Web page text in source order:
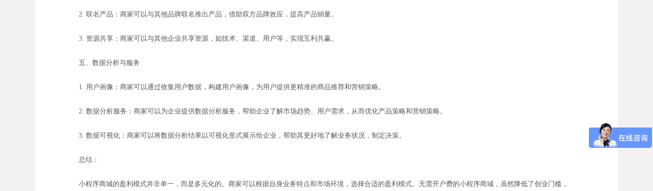
2. 联名产品：商家可以与其他品牌联名推出产品，借助双方品牌效应，提高产品销量。
3. 资源共享：商家可以与其他企业共享资源，如技术、渠道、用户等，实现互利共赢。
五、数据分析与服务
1. 用户画像：商家可以通过收集用户数据，构建用户画像，为用户提供更精准的商品推荐和营销策略。
2. 数据分析服务：商家可以为企业提供数据分析服务，帮助企业了解市场趋势、用户需求，从而优化产品策略和营销策略。
3. 数据可视化：商家可以将数据分析结果以可视化形式展示给企业，帮助其更好地了解业务状况，制定决策。
总结：
小程序商城的盈利模式并非单一，而是多元化的。商家可以根据自身业务特点和市场环境，选择合适的盈利模式。无需开户费的小程序商城，虽然降低了创业门槛，